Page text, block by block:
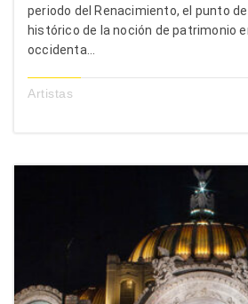
periodo del Renacimiento, el punto
histórico de la noción de patrimonio
occidenta...
Artistas